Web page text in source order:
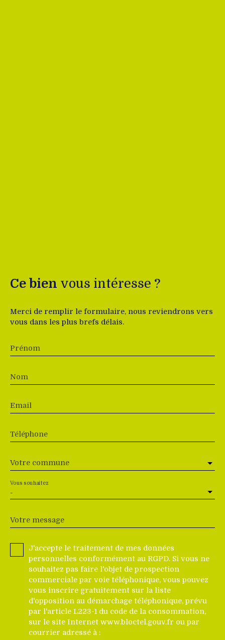
Ce bien vous intéresse ?
Merci de remplir le formulaire, nous reviendrons vers
vous dans les plus brefs délais.
Prénom
Nom
Email
Téléphone
Votre commune
-
Vous souhaitez
Votre message
J'accepte le traitement de mes données
personnelles conformément au RGPD. Si vous ne
souhaitez pas faire l'objet de prospection
commerciale par voie téléphonique, vous pouvez
vous inscrire gratuitement sur la liste
d'opposition au démarchage téléphonique, prévu
par l'article L223-1 du code de la consommation,
sur le site Internet www.bloctel.gouv.fr ou par
courrier adressé à :